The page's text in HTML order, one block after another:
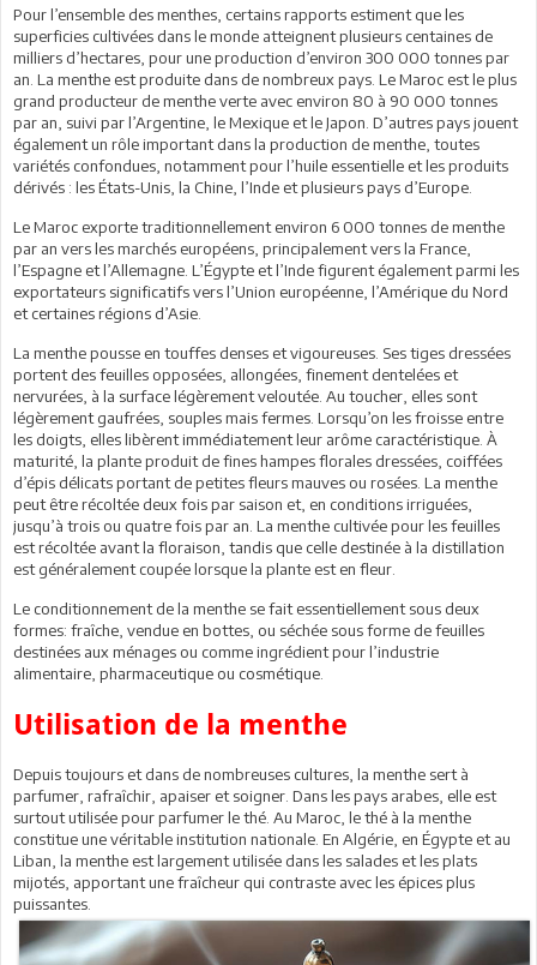
Pour l’ensemble des menthes, certains rapports estiment que les
superficies cultivées dans le monde atteignent plusieurs centaines de
milliers d’hectares, pour une production d’environ 300 000 tonnes par
an. La menthe est produite dans de nombreux pays. Le Maroc est le plus
grand producteur de menthe verte avec environ 80 à 90 000 tonnes
par an, suivi par l’Argentine, le Mexique et le Japon. D’autres pays jouent
également un rôle important dans la production de menthe, toutes
variétés confondues, notamment pour l’huile essentielle et les produits
dérivés : les États-Unis, la Chine, l’Inde et plusieurs pays d’Europe.
Le Maroc exporte traditionnellement environ 6 000 tonnes de menthe
par an vers les marchés européens, principalement vers la France,
l’Espagne et l’Allemagne. L’Égypte et l’Inde figurent également parmi les
exportateurs significatifs vers l’Union européenne, l’Amérique du Nord
et certaines régions d’Asie.
La menthe pousse en touffes denses et vigoureuses. Ses tiges dressées
portent des feuilles opposées, allongées, finement dentelées et
nervurées, à la surface légèrement veloutée. Au toucher, elles sont
légèrement gaufrées, souples mais fermes. Lorsqu’on les froisse entre
les doigts, elles libèrent immédiatement leur arôme caractéristique. À
maturité, la plante produit de fines hampes florales dressées, coiffées
d’épis délicats portant de petites fleurs mauves ou rosées. La menthe
peut être récoltée deux fois par saison et, en conditions irriguées,
jusqu’à trois ou quatre fois par an. La menthe cultivée pour les feuilles
est récoltée avant la floraison, tandis que celle destinée à la distillation
est généralement coupée lorsque la plante est en fleur.
Le conditionnement de la menthe se fait essentiellement sous deux
formes: fraîche, vendue en bottes, ou séchée sous forme de feuilles
destinées aux ménages ou comme ingrédient pour l’industrie
alimentaire, pharmaceutique ou cosmétique.
Utilisation de la menthe
Depuis toujours et dans de nombreuses cultures, la menthe sert à
parfumer, rafraîchir, apaiser et soigner. Dans les pays arabes, elle est
surtout utilisée pour parfumer le thé. Au Maroc, le thé à la menthe
constitue une véritable institution nationale. En Algérie, en Égypte et au
Liban, la menthe est largement utilisée dans les salades et les plats
mijotés, apportant une fraîcheur qui contraste avec les épices plus
puissantes.